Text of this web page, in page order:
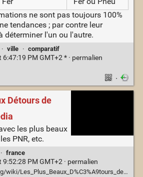
ne sont pas toujours 100%
tendances ; par contre leur
déterminer l'un ou l'autre.
· ville · comparatif
PM GMT+2 * · permalien
·
Détours de
les plus beaux
PNR, etc.
· france
PM GMT+2 · permalien
Les_Plus_Beaux_D%C3%A9tours_de_France